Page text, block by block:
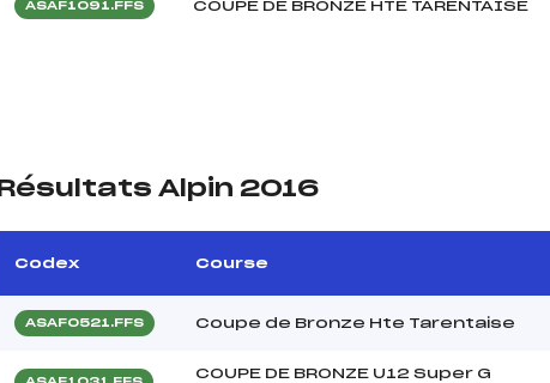
ASAF1091.FFS COUPE DE BRONZE HTE TARENTAISE
Résultats Alpin 2016
Codex Course
ASAF0521.FFS Coupe de Bronze Hte Tarentaise
COUPE DE BRONZE U12 Super G